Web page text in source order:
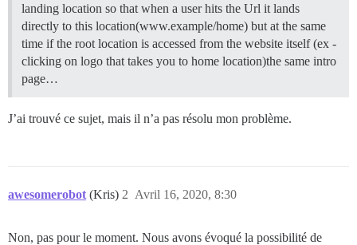
landing location so that when a user hits the Url it lands
directly to this location(www.example/home) but at the same
time if the root location is accessed from the website itself (ex -
clicking on logo that takes you to home location)the same intro
page…
J’ai trouvé ce sujet, mais il n’a pas résolu mon problème.
awesomerobot (Kris) Avril 16, 2020, 8:30
2
Non, pas pour le moment. Nous avons évoqué la possibilité de